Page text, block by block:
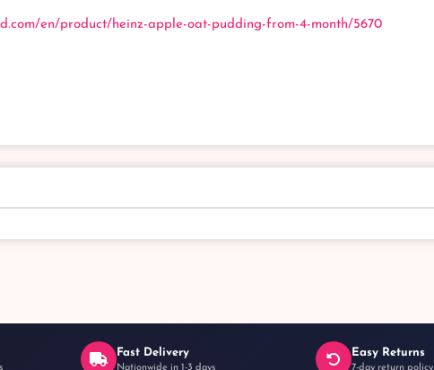
en/product/heinz-apple-oat-pudding-from-4-month/5670
Fast Delivery
Nationwide in 1-3 days
Easy Returns
7-day return policy